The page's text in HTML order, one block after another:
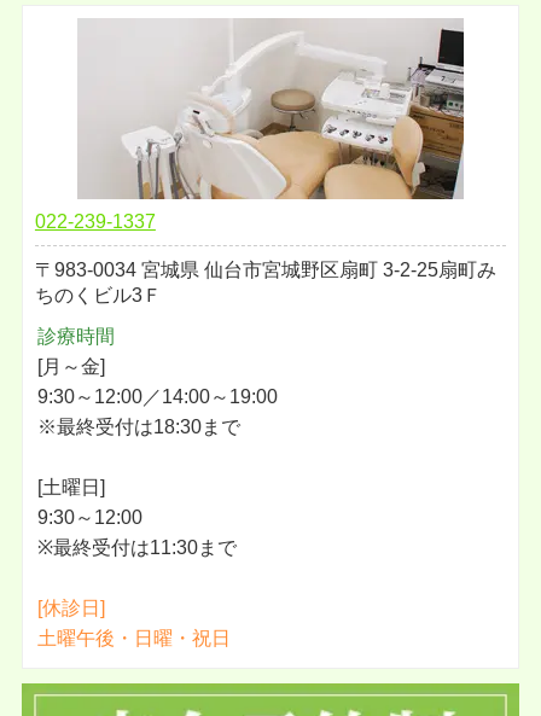
022-239-1337
983-0034 宮城県 仙台市宮城野区扇町 3-2-25扇町み
ちのくビル3Ｆ
診療時間
[月～金]
9:30～12:00／14:00～19:00
※最終受付は18:30まで
[土曜日]
9:30～12:00
※最終受付は11:30まで
[休診日]
土曜午後・日曜・祝日